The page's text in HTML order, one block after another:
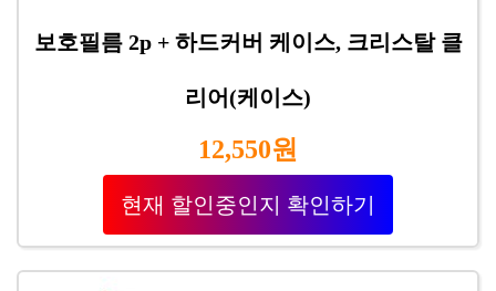
보호필름 2p + 하드커버 케이스, 크리스탈 클
리어(케이스)
12,550원
현재 할인중인지 확인하기